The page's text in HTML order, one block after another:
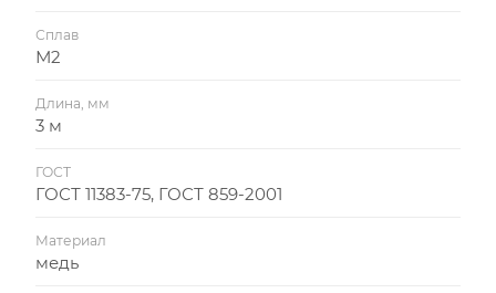
Сплав
М2
Длина, мм
3 м
ГОСТ
ГОСТ 11383-75, ГОСТ 859-2001
Материал
медь